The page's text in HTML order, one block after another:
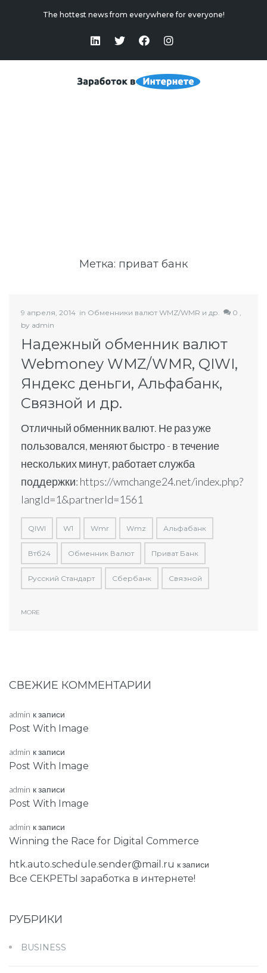
The hottest news from everywhere for everyone!
Метка: приват банк
9 апреля, 2014 in Обменники валют WMZ/WMR и др.
0 ,
by admin
Надежный обменник валют
Webmoney WMZ/WMR, QIWI,
Яндекс деньги, Альфабанк,
Связной и др.
Отличный обменник валют. Не раз уже
пользовался, меняют быстро - в течение
нескольких минут, работает служба
поддержки: https://wmchange24.net/index.php?
langId=1&partnerId=1561
QIWI W1 Wmr Wmz Альфабанк
Втб24 Обменник Валют Приват Банк
Русский Стандарт Сбербанк Связной
MORE
СВЕЖИЕ КОММЕНТАРИИ
admin к записи
Post With Image
admin к записи
Post With Image
admin к записи
Post With Image
admin к записи
Winning the Race for Digital Commerce
htk.auto.schedule.sender@mail.ru к записи
Все СЕКРЕТЫ заработка в интернете!
РУБРИКИ
BUSINESS